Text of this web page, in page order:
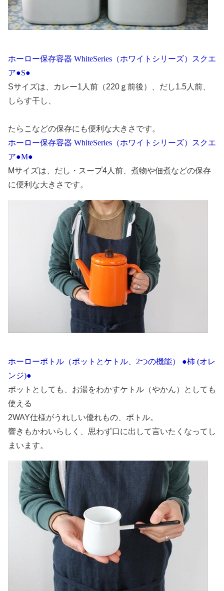
ホーロー保存容器 WhiteSeries（ホワイトシリーズ）スクエ
ア●S●
Sサイズは、カレー1人前（220ｇ前後）、だし1.5人前、
しらす干し、
たらこなどの保存にも便利な大きさです。
ホーロー保存容器 WhiteSeries（ホワイトシリーズ）スクエ
ア●M●
Mサイズは、だし・スープ4人前、煮物や佃煮などの保存
に便利な大きさです。
ホーローポトル（ポットとケトル、2つの機能） ●柿 (オレ
ンジ)●
ポットとしても、お湯をわかすケトル（やかん）としても
使える
2WAY仕様がうれしい優れもの、ポトル。
響きもかわいらしく、思わず口に出して言いたくなってし
まいます。